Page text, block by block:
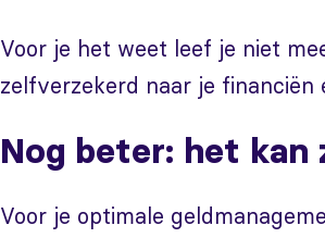
Voor je het weet leef je niet
zelfverzekerd naar je financiën
Nog beter: het
Voor je optimale